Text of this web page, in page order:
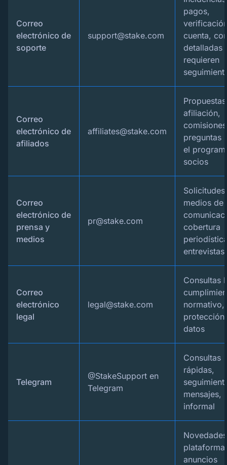
Correo
electrónico de
soporte
support@stake.com
pagos,
cuenta,
detalladas
requieren
Correo
electrónico de
afiliados
affiliates@stake.com
afiliación,
preguntas
el
socios
Correo
electrónico de
prensa y
medios
pr@stake.com
medios de
cobertura
entrevistas
Correo
electrónico
legal
legal@stake.com
Consultas
normativo,
protección
datos
Telegram
@StakeSupport en
Telegram
Consultas
rápidas,
mensajes,
informal
plataforma,
anuncios